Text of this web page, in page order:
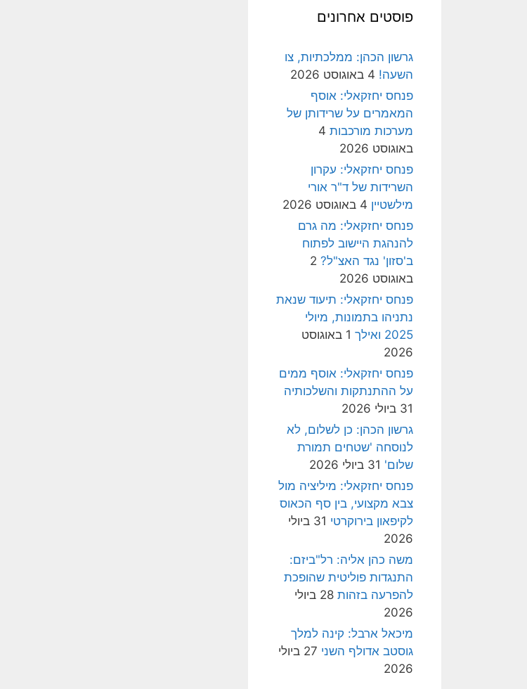
פוסטים אחרונים
גרשון הכהן: ממלכתיות, צו
השעה! 4 באוגוסט 2026
פנחס יחזקאלי: אוסף
המאמרים על שרידותן של
מערכות מורכבות 4
באוגוסט 2026
פנחס יחזקאלי: עקרון
השרידות של ד"ר אורי
מילשטיין 4 באוגוסט 2026
פנחס יחזקאלי: מה גרם
להנהגת היישוב לפתוח
ב'סזון' נגד האצ"ל? 2
באוגוסט 2026
פנחס יחזקאלי: תיעוד שנאת
נתניהו בתמונות, מיולי
2025 ואילך
1 באוגוסט
2026
פנחס יחזקאלי: אוסף ממים
על ההתנתקות והשלכותיה
31 ביולי 2026
גרשון הכהן: כן לשלום, לא
לנוסחה 'שטחים תמורת
שלום' 31 ביולי 2026
פנחס יחזקאלי: מיליציה מול
צבא מקצועי, בין סף הכאוס
לקיפאון בירוקרטי
31 ביולי
2026
משה כהן אליה: רל"ביזם:
התנגדות פוליטית שהופכת
להפרעה בזהות
28 ביולי
2026
מיכאל ארבל: קינה למלך
גוסטב אדולף השני
27 ביולי
2026